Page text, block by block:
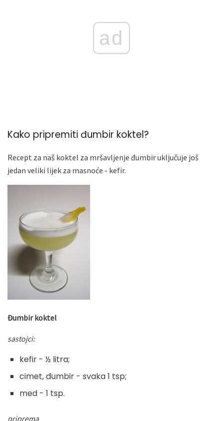
ad
Kako pripremiti đumbir koktel?
Recept za naš koktel za mršavljenje đumbir uključuje još
jedan veliki lijek za masnoće - kefir.
Đumbir koktel
sastojci:
kefir - ½ litra;
cimet, đumbir - svaka 1 tsp;
med - 1 tsp.
priprema